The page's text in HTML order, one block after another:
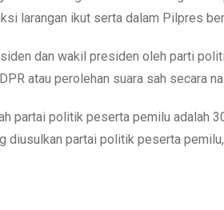
larangan ikut serta dalam Pilpres
dan wakil presiden oleh parti
atau perolehan suara sah secara
partai politik peserta pemilu adalah
diusulkan partai politik peserta